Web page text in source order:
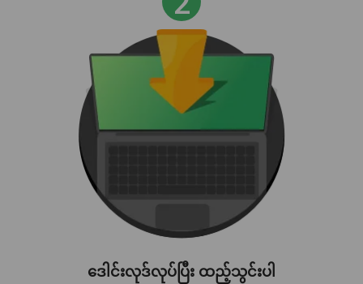
ဒေါင်းလုဒ်လုပ်ပြီး ထည့်သွင်းပါ